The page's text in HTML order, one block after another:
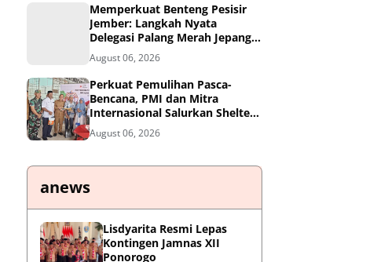
Memperkuat Benteng Pesisir
Jember: Langkah Nyata
Delegasi Palang Merah Jepang
Dampingi Relawan dan Sekolah
Tangguh Bencana
August 06, 2026
Perkuat Pemulihan Pasca-
Bencana, PMI dan Mitra
Internasional Salurkan Shelter
Toolkit untuk 1.200 Keluarga di
Aceh Utara
August 06, 2026
anews
Lisdyarita Resmi Lepas
Kontingen Jamnas XII
Ponorogo